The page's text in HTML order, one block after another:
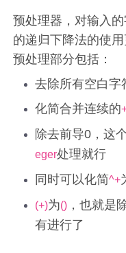
预处理器，对输入
的递归下降法的使用
预处理部分包括：
去除所有空白字
化简合并连续的
除去前导0，这
eger处理就行
同时可以化简^+
(+)为() ，也就是
有进行了